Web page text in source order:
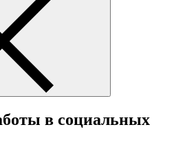
в социальных